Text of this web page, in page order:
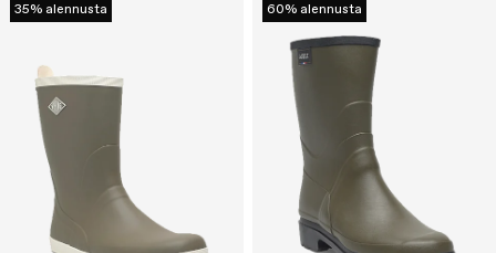
35% alennusta 60% alennusta